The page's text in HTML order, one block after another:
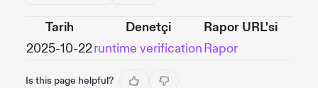
Tarih Denetçi
Rapor URL'si
2025-10-22runtime verificationRapor
Is this page helpful?